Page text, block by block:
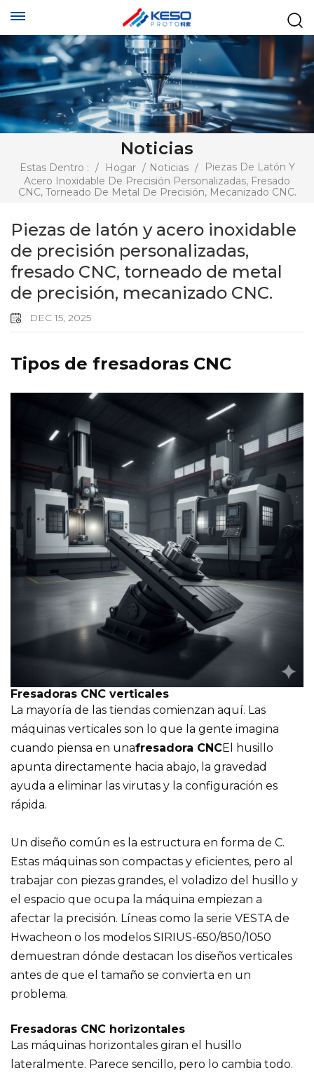
Noticias
Estas Dentro : / Hogar / Noticias /
Piezas De Latón Y
Acero Inoxidable De Precisión Personalizadas, Fresado
CNC, Torneado De Metal De Precisión, Mecanizado CNC.
Piezas de latón y acero inoxidable
de precisión personalizadas,
fresado CNC, torneado de metal
de precisión, mecanizado CNC.
DEC 15, 2025
Tipos de fresadoras CNC
Fresadoras CNC verticales
La mayoría de las tiendas comienzan aquí. Las
máquinas verticales son lo que la gente imagina
cuando piensa en unafresadora CNCEl husillo
apunta directamente hacia abajo, la gravedad
ayuda a eliminar las virutas y la configuración es
rápida.
Un diseño común es la estructura en forma de C.
Estas máquinas son compactas y eficientes, pero al
trabajar con piezas grandes, el voladizo del husillo y
el espacio que ocupa la máquina empiezan a
afectar la precisión. Líneas como la serie VESTA de
Hwacheon o los modelos SIRIUS-650/850/1050
demuestran dónde destacan los diseños verticales
antes de que el tamaño se convierta en un
problema.
Fresadoras CNC horizontales
Las máquinas horizontales giran el husillo
lateralmente. Parece sencillo, pero lo cambia todo.